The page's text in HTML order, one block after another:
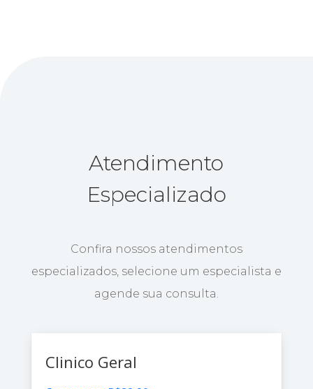
Atendimento
Especializado
Confira nossos atendimentos
especializados, selecione um especialista e
agende sua consulta.
Clinico Geral